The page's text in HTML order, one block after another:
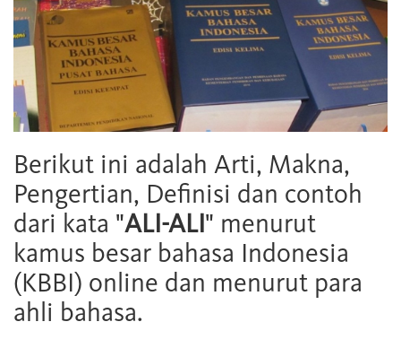
Berikut ini adalah Arti, Makna,
Pengertian, Definisi dan contoh
dari kata "ALI-ALI" menurut
kamus besar bahasa Indonesia
(KBBI) online dan menurut para
ahli bahasa.